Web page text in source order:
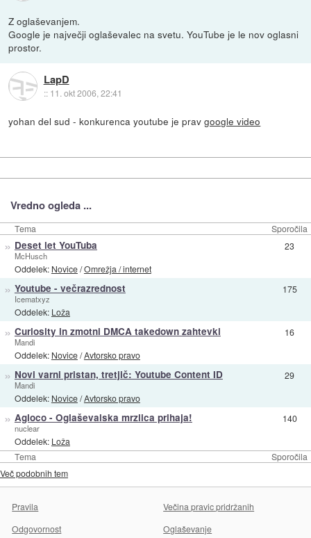
Z oglaševanjem.
Google je največji oglaševalec na svetu. YouTube je le nov oglasni
prostor.
LapD
:: 11. okt 2006, 22:41
yohan del sud - konkurenca youtube je pravgoogle video
Vredno ogleda ...
Tema Sporočila
Tema Sporočila
» Deset let YouTuba
McHusch
Oddelek: Novice/Omrežja / internet
23
» Youtube - večrazrednost
Icematxyz
Oddelek: Loža
175
» Curiosity in zmotni DMCA takedown zahtevki
Mandi
Oddelek: Novice/Avtorsko pravo
16
» Novi varni pristan, tretjič: Youtube Content ID
Mandi
Oddelek: Novice/Avtorsko pravo
29
» Agloco - Oglaševalska mrzlica prihaja!
nuclear
Oddelek: Loža
140
Več podobnih tem
Pravila
Večina pravic pridržanih
Odgovornost
Oglaševanje